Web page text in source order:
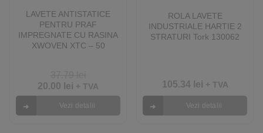
LAVETE ANTISTATICE
PENTRU PRAF
IMPREGNATE CU RASINA
XWOVEN XTC – 50
20.00 lei + TVA
Vezi detalii
ROLA LAVETE
INDUSTRIALE HARTIE 2
STRATURI Tork 130062
105.34 lei + TVA
Vezi detalii